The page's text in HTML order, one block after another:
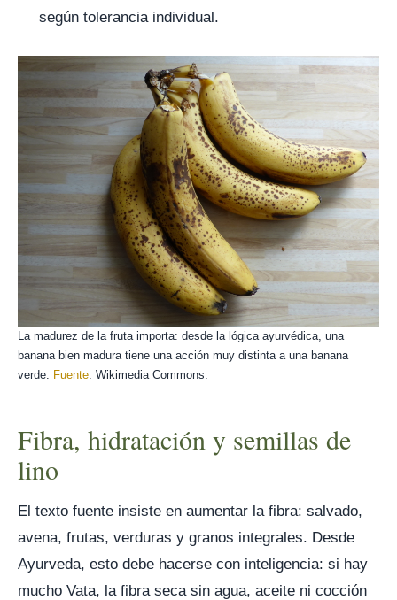
según tolerancia individual.
La madurez de la fruta importa: desde la lógica ayurvédica, una
banana bien madura tiene una acción muy distinta a una banana
verde. Fuente: Wikimedia Commons.
Fibra, hidratación y semillas de
lino
El texto fuente insiste en aumentar la fibra: salvado,
avena, frutas, verduras y granos integrales. Desde
Ayurveda, esto debe hacerse con inteligencia: si hay
mucho Vata, la fibra seca sin agua, aceite ni cocción